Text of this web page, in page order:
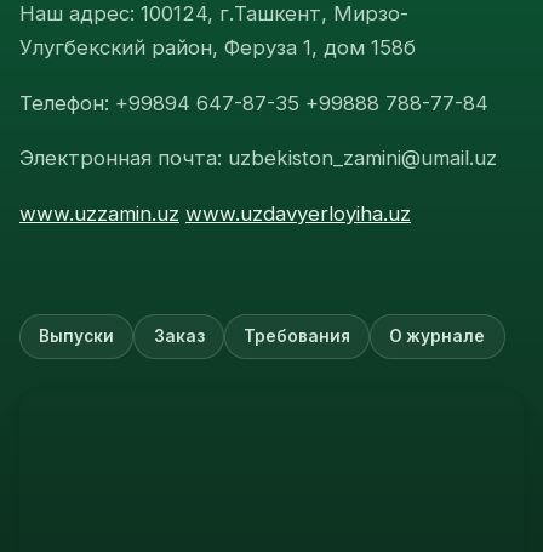
Наш адрес: 100124, г.Ташкент, Мирзо-
Улугбекский район, Феруза 1, дом 158б
Телефон: +99894 647-87-35 +99888 788-77-84
Электронная почта: uzbekiston_zamini@umail.uz
www.uzzamin.uz www.uzdavyerloyiha.uz
Выпуски Заказ Требования О журнале